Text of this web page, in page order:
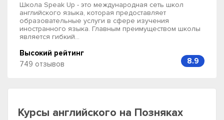
Курсы английского на Позняках
Школа Speak Up - это международная сеть школ
английского языка, которая предоставляет
образовательные услуги в сфере изучения
иностранного языка. Главным преимуществом школы
является гибкий...
Высокий рейтинг
749 отзывов
8.9